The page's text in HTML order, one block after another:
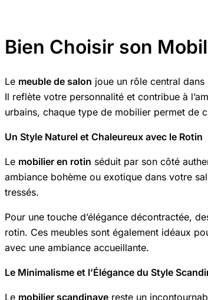
Bien Choisir son
Le meuble de salon joue un rôle central
Il reflète votre personnalité et contribue à
urbains, chaque type de mobilier permet de
Un Style Naturel et Chaleureux avec le Rotin
Le mobilier en rotin séduit par son côté
ambiance bohème ou exotique dans votre
tressés.
Pour une touche d’élégance décontractée,
rotin. Ces meubles sont également idéaux
avec une ambiance accueillante.
Le Minimalisme et l’Élégance du Style
Le mobilier scandinave reste un